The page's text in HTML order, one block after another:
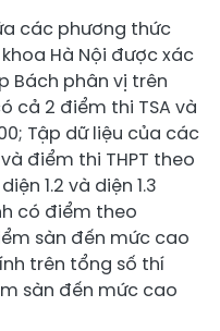
các phương thức
Hà Nội được xác
Bách phân vị trên
cả 2 điểm thi TSA và
Tập dữ liệu của các
điểm thi THPT theo
1.2 và diện 1.3
có điểm theo
sàn đến mức cao
trên tổng số thí
sàn đến mức cao